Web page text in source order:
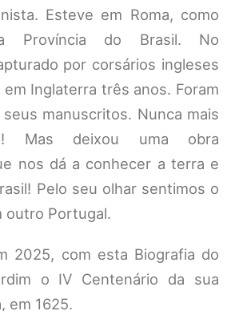
Esteve em Roma, como
Província do Brasil. No
por corsários ingleses
Inglaterra três anos. Foram
manuscritos. Nunca mais
Mas deixou uma obra
nos dá a conhecer a terra e
Pelo seu olhar sentimos o
outro Portugal.
2025, com esta Biografia do
o IV Centenário da sua
em 1625.